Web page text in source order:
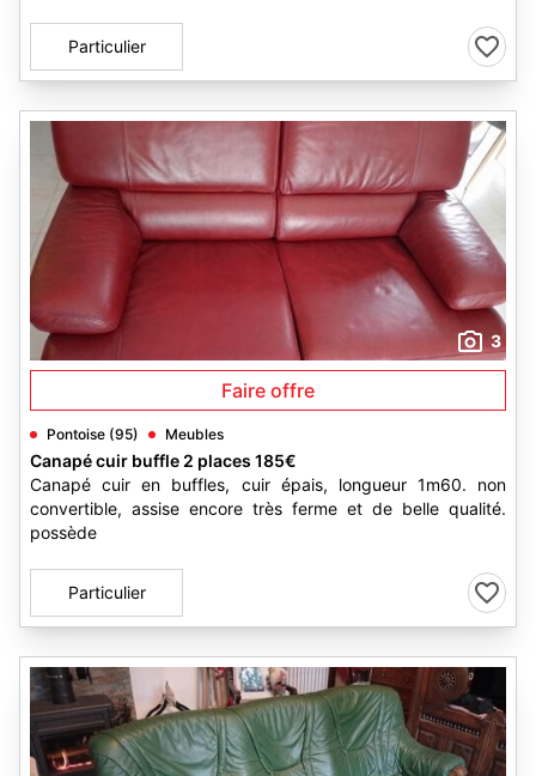
Particulier
3
Faire offre
Pontoise (95) Meubles
Canapé cuir buffle 2 places 185€
Canapé cuir en buffles, cuir épais, longueur 1m60. non
convertible, assise encore très ferme et de belle qualité.
possède
Particulier